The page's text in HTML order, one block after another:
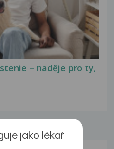
– naděje pro ty,
jako lékař